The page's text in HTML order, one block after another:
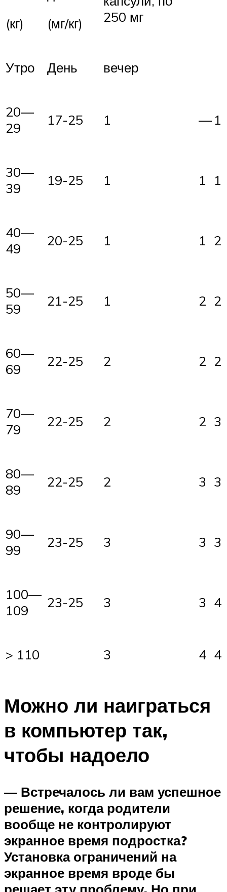
(кг)
(мг/кг)
250 мг
Утро День вечер
20—
29
17-25 1 — 1
30—
39
19-25 1 1 1
40—
49
20-25 1 1 2
50—
59
21-25 1 2 2
60—
69
22-25 2 2 2
70—
79
22-25 2 2 3
80—
89
22-25 2 3 3
90—
99
23-25 3 3 3
100—
109
23-25 3 3 4
> 110 3 4 4
Можно ли наиграться
в компьютер так,
чтобы надоело
— Встречалось ли вам успешное
решение, когда родители
вообще не контролируют
экранное время подростка?
Установка ограничений на
экранное время вроде бы